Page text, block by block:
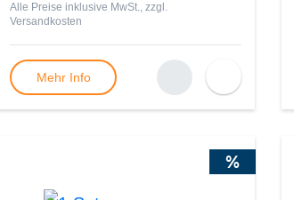
Alle Preise inklusive MwSt., zzgl.
Versandkosten
Mehr Info
%